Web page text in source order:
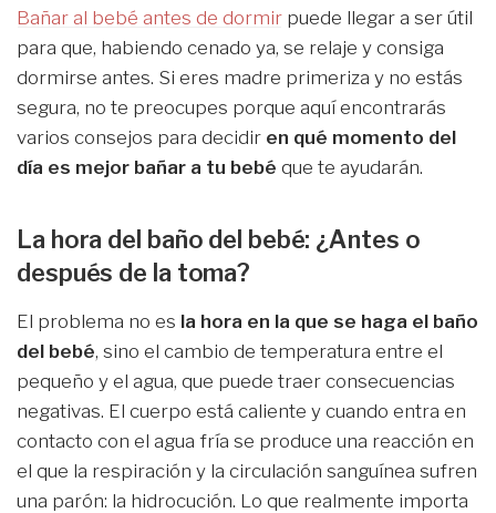
Bañar al bebé antes de dormir puede llegar a ser útil
para que, habiendo cenado ya, se relaje y consiga
dormirse antes. Si eres madre primeriza y no estás
segura, no te preocupes porque aquí encontrarás
varios consejos para decidir en qué momento del
día es mejor bañar a tu bebé que te ayudarán.
La hora del baño del bebé: ¿Antes o
después de la toma?
El problema no es la hora en la que se haga el baño
del bebé, sino el cambio de temperatura entre el
pequeño y el agua, que puede traer consecuencias
negativas. El cuerpo está caliente y cuando entra en
contacto con el agua fría se produce una reacción en
el que la respiración y la circulación sanguínea sufren
una parón: la hidrocución. Lo que realmente importa